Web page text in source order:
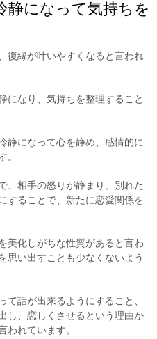
静になって気持ちを
復縁が叶いやすくなると言われ
になり、気持ちを整理すること
静になって心を静め、感情的に
。
、相手の怒りが静まり、別れた
することで、新たに恋愛関係を
美化しがちな性質があると言わ
思い出すことも少なくないよう
話が出来るようにすること、
し、恋しくさせるという理由か
われています。